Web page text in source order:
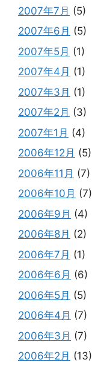
2007年7月 (5)
2007年6月 (5)
2007年5月 (1)
2007年4月 (1)
2007年3月 (1)
2007年2月 (3)
2007年1月 (4)
2006年12月 (5)
2006年11月 (7)
2006年10月 (7)
2006年9月 (4)
2006年8月 (2)
2006年7月 (1)
2006年6月 (6)
2006年5月 (5)
2006年4月 (7)
2006年3月 (7)
2006年2月 (13)